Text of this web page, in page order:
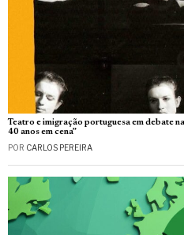
Teatro e imigração portuguesa em debate
40 anos em cena”
POR CARLOS PEREIRA